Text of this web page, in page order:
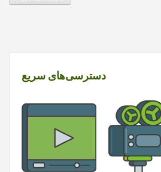
دسترسی‌های سریع